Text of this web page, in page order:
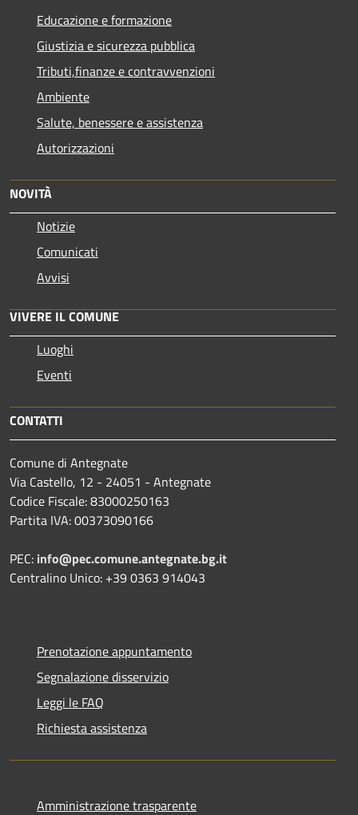
Educazione e formazione
Giustizia e sicurezza pubblica
Tributi,finanze e contravvenzioni
Ambiente
Salute, benessere e assistenza
Autorizzazioni
NOVITÀ
Notizie
Comunicati
Avvisi
VIVERE IL COMUNE
Luoghi
Eventi
CONTATTI
Comune di Antegnate
Via Castello, 12 - 24051 - Antegnate
Codice Fiscale: 83000250163
Partita IVA: 00373090166
PEC: info@pec.comune.antegnate.bg.it
Centralino Unico: +39 0363 914043
Prenotazione appuntamento
Segnalazione disservizio
Leggi le FAQ
Richiesta assistenza
Amministrazione trasparente